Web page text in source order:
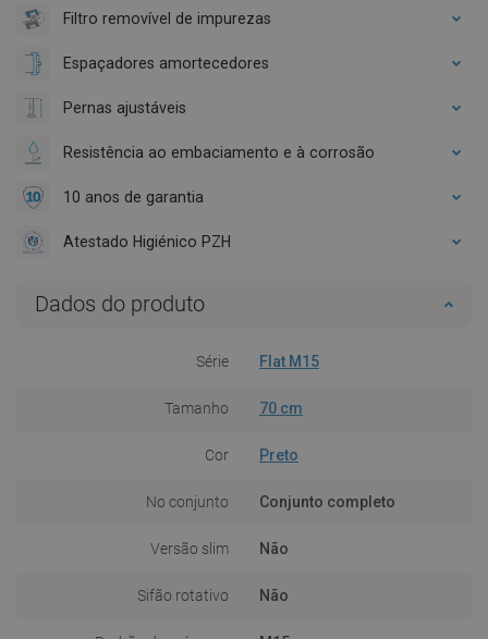
Filtro removível de impurezas
Espaçadores amortecedores
Pernas ajustáveis
Resistência ao embaciamento e à corrosão
10 anos de garantia
Atestado Higiénico PZH
Dados do produto
Série Flat M15
Tamanho 70 cm
Cor Preto
No conjunto Conjunto completo
Versão slim Não
Sifão rotativo Não